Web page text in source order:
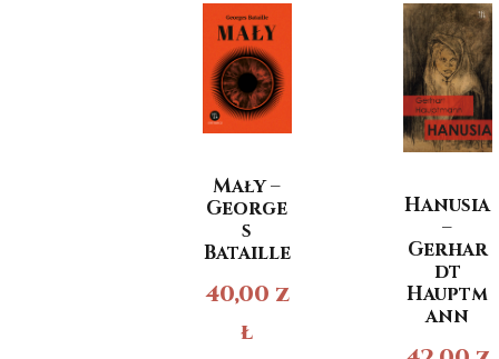
Mały –
George
s
Bataille
40,00 z
ł
Hanusia
–
Gerhar
dt
Hauptm
ann